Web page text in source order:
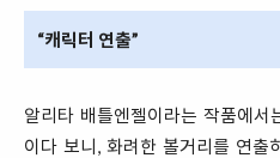
“캐릭터 연출”
알리타 배틀엔젤이라는 작품에
이다 보니, 화려한 볼거리를 연출